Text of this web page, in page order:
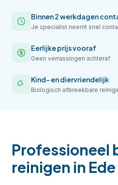
Binnen 2 werkdagen
Je specialist neemt snel
Eerlijke prijs vooraf
Geen verrassingen achteraf
Kind- en diervriendelijk
Biologisch afbreekbare
Professioneel
reinigen in Ede